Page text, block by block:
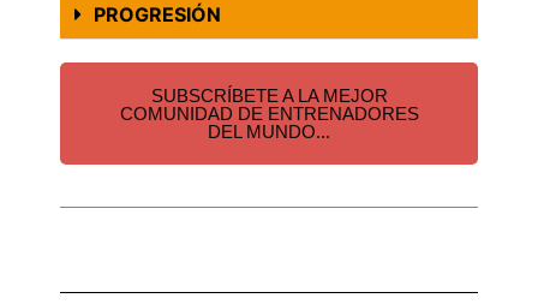
PROGRESIÓN
SUBSCRÍBETE A LA MEJOR
COMUNIDAD DE ENTRENADORES
DEL MUNDO...